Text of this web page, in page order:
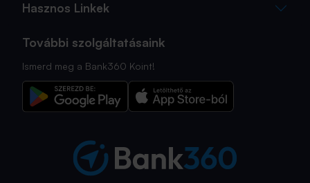
Hasznos Linkek
További szolgáltatásaink
Ismerd meg a Bank360 Koint!